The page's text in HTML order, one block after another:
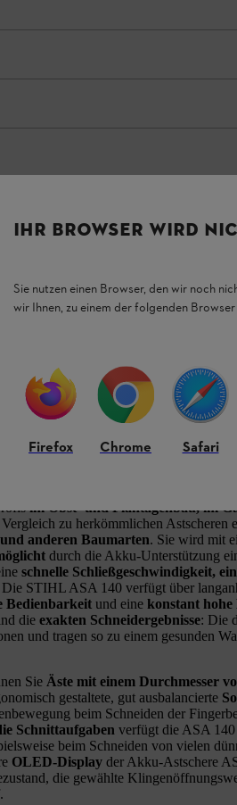
Profis, die
und Landschaftsbau
ausführen
im Obst- und Plantagenbau, im
zu herkömmlichen Astscheren
anderen Baumarten. Sie wird mit
durch die Akku-Unterstützung
schnelle Schließgeschwindigkeit,
STIHL ASA 140 verfügt über
Bedienbarkeit und eine konstant hohe
die exakten Schneidergebnisse: Die
und tragen so zu einem gesunden
Sie Äste mit einem Durchmesser
gestaltete, gut ausbalancierte
beim Schneiden der
Schnittaufgaben verfügt die ASA 140
beim Schneiden von vielen
OLED-Display der Akku-Astschere
die gewählte
IHR BROWSER WIRD
Sie nutzen einen Browser, den wir noch
wir Ihnen, zu einem der folgenden Browser
Firefox Chrome Safari